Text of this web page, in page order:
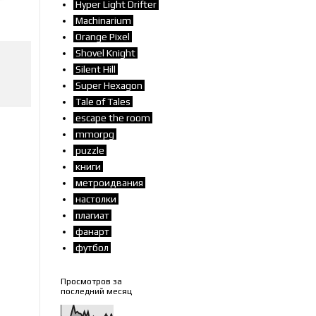
Hyper Light Drifter
Machinarium
Orange Pixel
Shovel Knight
Silent Hill
Super Hexagon
Tale of Tales
escape the room
mmorpg
puzzle
книги
метроидвания
настолки
плагиат
фанарт
футбол
Просмотров за
последний месяц